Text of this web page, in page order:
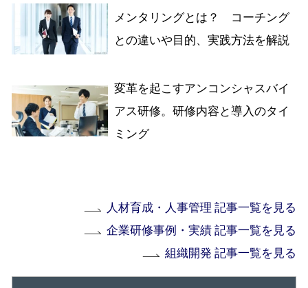
メンタリングとは？ コーチング
との違いや目的、実践方法を解説
変革を起こすアンコンシャスバイ
アス研修。研修内容と導入のタイ
ミング
人材育成・人事管理 記事一覧を見る
企業研修事例・実績 記事一覧を見る
組織開発 記事一覧を見る